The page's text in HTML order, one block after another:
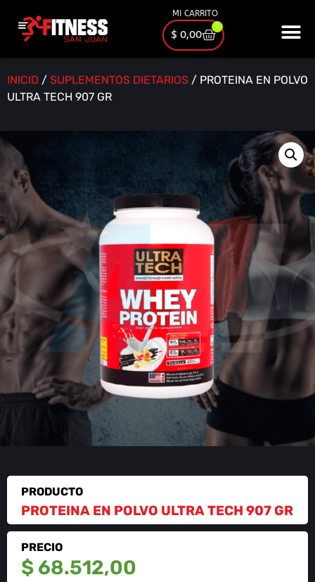
MI CARRITO
$ 0,00
0
INICIO / SUPLEMENTOS DIETARIOS / PROTEINA EN POLVO
ULTRA TECH 907 GR
PRODUCTO
PROTEINA EN POLVO ULTRA TECH 907 GR
PRECIO
$ 68.512,00